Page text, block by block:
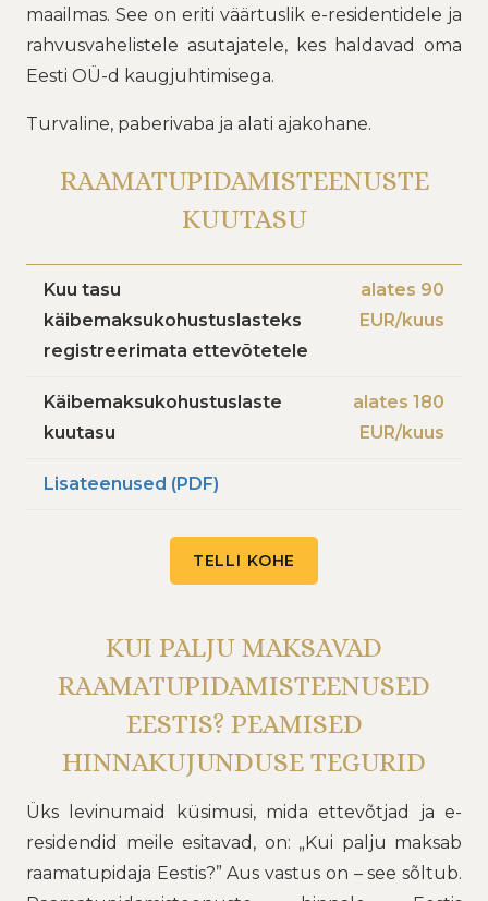
maailmas. See on eriti väärtuslik e-residentidele ja
rahvusvahelistele asutajatele, kes haldavad oma
Eesti OÜ-d kaugjuhtimisega.
Turvaline, paberivaba ja alati ajakohane.
RAAMATUPIDAMISTEENUSTE
KUUTASU
Kuu tasu
käibemaksukohustuslasteks
registreerimata ettevõtetele
alates 90
EUR/kuus
Käibemaksukohustuslaste
kuutasu
alates 180
EUR/kuus
Lisateenused (PDF)
TELLI KOHE
KUI PALJU MAKSAVAD
RAAMATUPIDAMISTEENUSED
EESTIS? PEAMISED
HINNAKUJUNDUSE TEGURID
Üks levinumaid küsimusi, mida ettevõtjad ja e-
residendid meile esitavad, on: „Kui palju maksab
raamatupidaja Eestis?” Aus vastus on – see sõltub.